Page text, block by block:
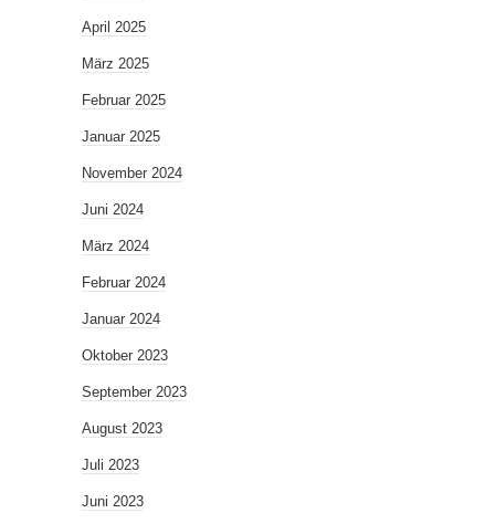
April 2025
März 2025
Februar 2025
Januar 2025
November 2024
Juni 2024
März 2024
Februar 2024
Januar 2024
Oktober 2023
September 2023
August 2023
Juli 2023
Juni 2023